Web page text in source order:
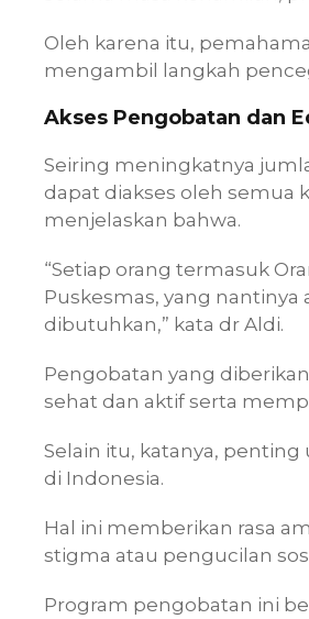
Oleh karena itu,
mengambil langkah
Akses Pengobatan dan
Seiring meningkatnya
dapat diakses oleh semua
menjelaskan bahwa.
“Setiap orang termasuk
Puskesmas, yang
dibutuhkan,” kata dr Aldi.
Pengobatan yang
sehat dan aktif serta
Selain itu, katanya,
di Indonesia.
Hal ini memberikan rasa
stigma atau pengucilan
Program pengobatan ini